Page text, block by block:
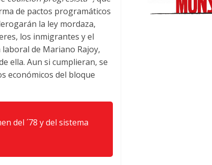
de pactos programáticos
la ley mordaza,
los inmigrantes y el
de Mariano Rajoy,
ella. Aun si cumplieran, se
económicos del bloque
del ´78 y del sistema